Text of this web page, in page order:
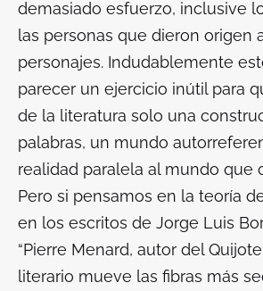
demasiado esfuerzo, inclusive
las personas que dieron origen
personajes. Indudablemente
parecer un ejercicio inútil para
de la literatura solo una
palabras, un mundo
realidad paralela al mundo que
Pero si pensamos en la teoría
en los escritos de Jorge Luis
“Pierre Menard, autor del
literario mueve las fibras más